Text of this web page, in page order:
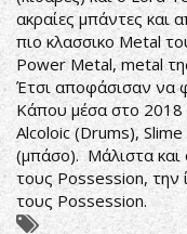
Golden
Totem
ακραίες μπάντες και
πιο κλασσικο Metal
Power Metal, metal
Έτσι αποφάσισαν να
Κάπου μέσα στο 2018
Alcoloic (Drums), Slime
(μπάσο). Μάλιστα και
τους Possession, την
τους Possession.